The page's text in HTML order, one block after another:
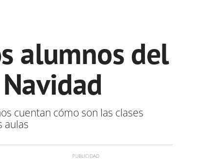
alumnos del
cuentan cómo son las clases
aulas